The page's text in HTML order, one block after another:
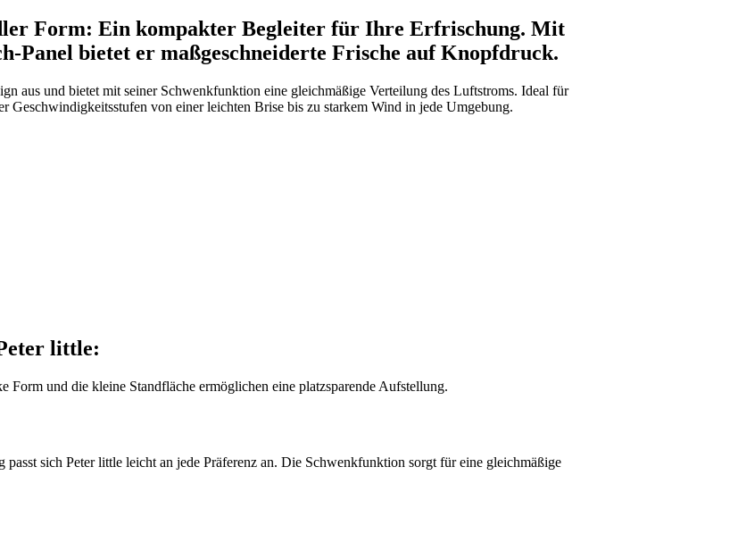
Form: Ein kompakter Begleiter für Ihre Erfrischung. Mit
Panel bietet er maßgeschneiderte Frische auf Knopfdruck.
aus und bietet mit seiner Schwenkfunktion eine gleichmäßige Verteilung des Luftstroms. Ideal für
Geschwindigkeitsstufen von einer leichten Brise bis zu starkem Wind in jede Umgebung.
little:
und die kleine Standfläche ermöglichen eine platzsparende Aufstellung.
sich Peter little leicht an jede Präferenz an. Die Schwenkfunktion sorgt für eine gleichmäßige